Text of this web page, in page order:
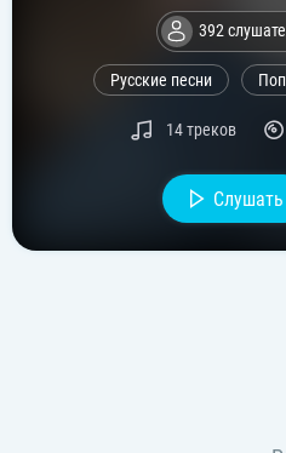
392
Русские песни Поп
14 треков
Слушать